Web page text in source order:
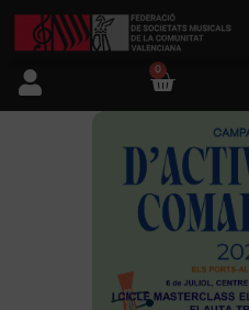
FSMCV
Áreas de gestión
Área educativa
0